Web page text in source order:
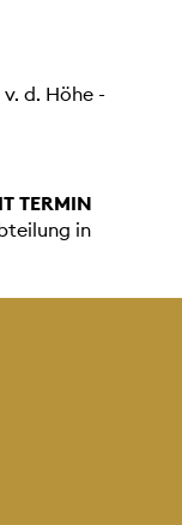
d. Höhe -
TERMIN
in